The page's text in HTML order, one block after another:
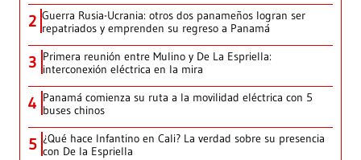
2 Guerra Rusia-Ucrania: otros dos panameños logran ser
repatriados y emprenden su regreso a Panamá
3 Primera reunión entre Mulino y De La Espriella:
interconexión eléctrica en la mira
4 Panamá comienza su ruta a la movilidad eléctrica con 5
buses chinos
5 ¿Qué hace Infantino en Cali? La verdad sobre su presencia
con De la Espriella